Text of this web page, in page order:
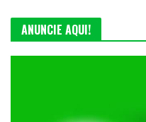
ANUNCIE AQUI!